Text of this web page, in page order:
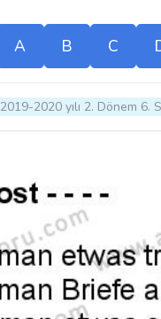
A B C
2019-2020 yılı 2. Dönem 6.